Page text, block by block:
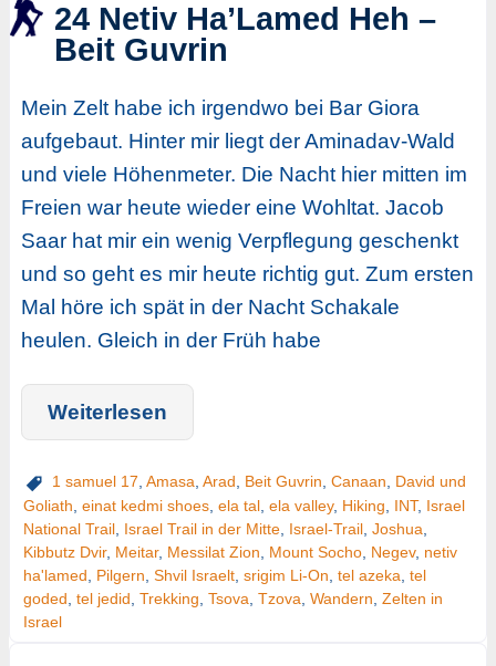
24 Netiv Ha’Lamed Heh –
Beit Guvrin
Mein Zelt habe ich irgendwo bei Bar Giora
aufgebaut. Hinter mir liegt der Aminadav-Wald
und viele Höhenmeter. Die Nacht hier mitten im
Freien war heute wieder eine Wohltat. Jacob
Saar hat mir ein wenig Verpflegung geschenkt
und so geht es mir heute richtig gut. Zum ersten
Mal höre ich spät in der Nacht Schakale
heulen. Gleich in der Früh habe
Weiterlesen
1 samuel 17 Amasa Arad Beit Guvrin Canaan
David und
Goliath einat kedmi shoes, ela tal, ela valley, Hiking INT, Israel
National Trail, Israel Trail in der Mitte, Israel-Trail, Joshua
Kibbutz Dvir, Meitar, Messilat Zion Mount Socho, Negev, netiv
ha'lamed
Pilgern Shvil Israelt, srigim Li-On tel azeka tel
goded tel jedid Trekking Tsova Tzova Wandern Zelten in
Israel